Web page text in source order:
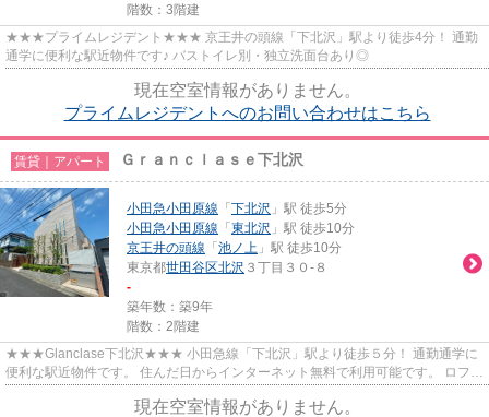
階数：3階建
★★★プライムレジデント★★★ 京王井の頭線「下北沢」駅より徒歩4分！ 通勤
通学に便利な駅近物件です♪ バストイレ別・独立洗面台あり◎
現在空室情報がありません。
プライムレジデントへのお問い合わせはこちら
賃貸｜アパート Ｇｒａｎｃｌａｓｅ下北沢
小田急小田原線 「 下北沢 」駅 徒歩5分
小田急小田原線 「 東北沢 」駅 徒歩10分
京王井の頭線 「 池ノ上 」駅 徒歩10分
東京都世田谷区北沢 ３丁目３０-８
-
築年数：築9年
階数：2階建
★★★Glanclase下北沢★★★ 小田急線「下北沢」駅より徒歩５分！ 通勤通学に
便利な駅近物件です。 住んだ日からインターネット無料で利用可能です。 ロフト
現在空室情報がありません。